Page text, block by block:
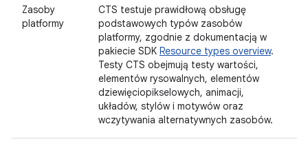
Zasoby
platformy
CTS testuje prawidłową obsługę
podstawowych typów zasobów
platformy, zgodnie z dokumentacją w
pakiecie SDK Resource types overview.
Testy CTS obejmują testy wartości,
elementów rysowalnych, elementów
dziewięciopikselowych, animacji,
układów, stylów i motywów oraz
wczytywania alternatywnych zasobów.